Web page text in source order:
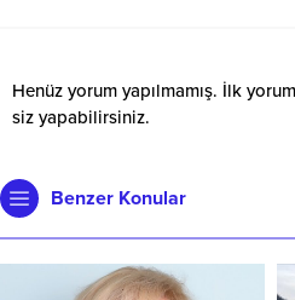
Henüz yorum yapılmamış. İlk
siz yapabilirsiniz.
Benzer Konular